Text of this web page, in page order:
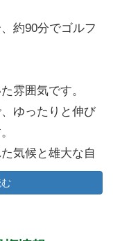
約90分でゴルフ
雰囲気です。
ゆったりと伸び
気候と雄大な自
スです。
の木をはじめ豊富